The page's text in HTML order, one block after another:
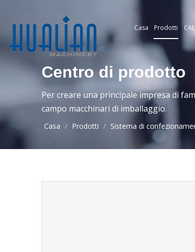
Casa Prodotti
Centro di prodotto
Per creare una principale impresa di
campo macchinari di imballaggio.
Casa / Prodotti / Sistema di